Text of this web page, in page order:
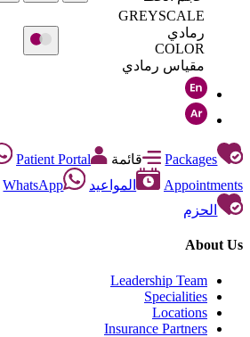
GREYSCALE
رمادي
COLOR
مقياس رمادي
Packages قائمة Patient Portal
Appointments
المواعيد WhatsApp
الحزم
About Us
Leadership Team
Specialities
Locations
Insurance Partners